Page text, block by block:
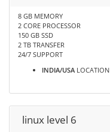
8 GB MEMORY
2 CORE PROCESSOR
150 GB SSD
2 TB TRANSFER
24/7 SUPPORT
INDIA/USA LOCATION
linux level 6